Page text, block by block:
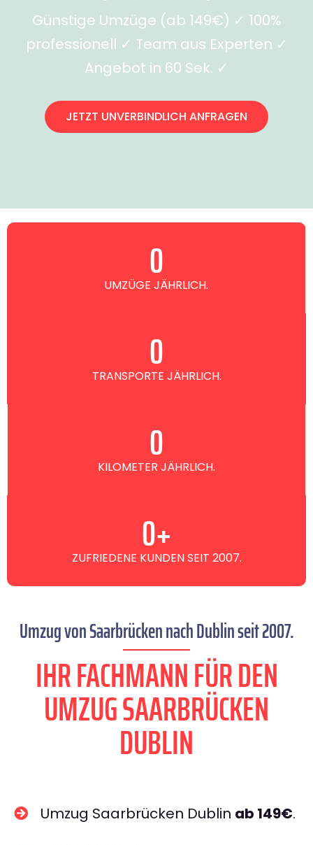
Günstige Umzüge (ab 149€) ✓ 100%
professionell ✓ Team aus Experten ✓
Angebot in 60 Sek. ✓
JETZT UNVERBINDLICH ANFRAGEN
UMZÜGE JÄHRLICH.
0
TRANSPORTE JÄHRLICH.
0
KILOMETER JÄHRLICH.
0
ZUFRIEDENE KUNDEN SEIT 2007.
0+
Umzug von Saarbrücken nach Dublin seit 2007.
IHR FACHMANN FÜR DEN
UMZUG SAARBRÜCKEN
DUBLIN
Umzug Saarbrücken Dublin ab 149€.